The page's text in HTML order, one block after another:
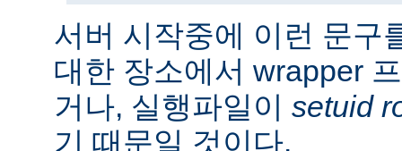
서버 시작중에 이런 문구
대한 장소에서 wrapper
거나, 실행파일이 setuid
기 때문일 것이다.